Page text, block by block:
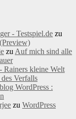
- Testspiel.de zu
zu Auf mich sind alle
Rainers kleine Welt
Verfalls
WordPress :
zu WordPress